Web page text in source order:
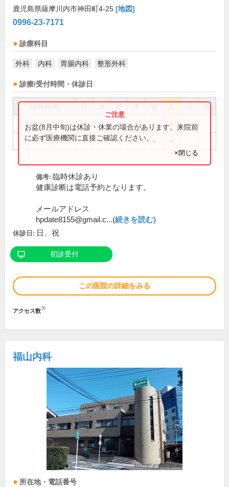
鹿児島県薩摩川内市神田町4-25 [地図]
0996-23-7171
診療科目
外科 内科 胃腸内科 整形外科
診療/受付時間・休診日
祝
9:00～12:00 ● ● ● ● ●
14:00～18:00 ● ● ● ●
お盆(8月中旬)は休診・休業の場合があります。来院前
に必ず医療機関に直接ご確認ください。
×閉じる
備考: 臨時休診あり
健康診断は電話予約となります。
メールアドレス
hpdate8155@gmail.c...(続きを読む)
休診日: 日、祝
初診受付
この医院の詳細をみる
アクセス数※
福山内科
所在地・電話番号